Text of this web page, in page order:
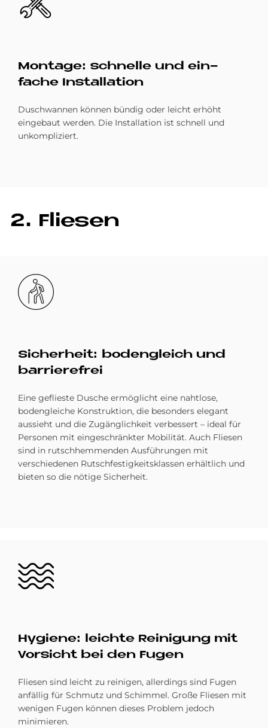
Mon­ta­ge: schnel­le und ein­
fache In­stal­la­ti­on
Duschwannen können bündig oder leicht erhöht
eingebaut werden. Die Installation ist schnell und
unkompliziert.
2. Flie­sen
Bild
Si­cher­heit: bo­den­gleich und
bar­rie­re­frei
Eine geflieste Dusche ermöglicht eine nahtlose,
bodengleiche Konstruktion, die besonders elegant
aussieht und die Zugänglichkeit verbessert – ideal für
Personen mit eingeschränkter Mobilität. Auch Fliesen
sind in rutschhemmenden Ausführungen mit
verschiedenen Rutschfestigkeitsklassen erhältlich und
bieten so die nötige Sicherheit.
Bild
Hy­gie­ne: leich­te Rei­ni­gung mit
Vor­si­cht bei den Fu­gen
Fliesen sind leicht zu reinigen, allerdings sind Fugen
anfällig für Schmutz und Schimmel. Große Fliesen mit
wenigen Fugen können dieses Problem jedoch
minimieren.